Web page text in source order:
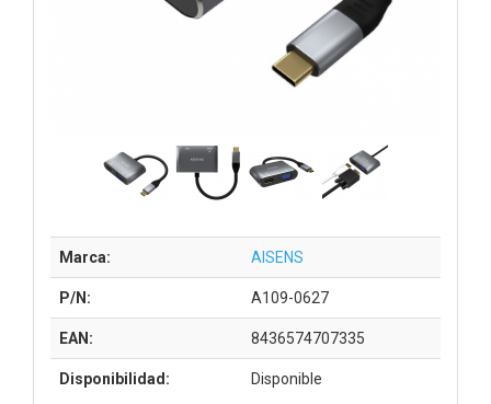
Marca: AISENS
P/N: A109-0627
EAN: 8436574707335
Disponibilidad: Disponible